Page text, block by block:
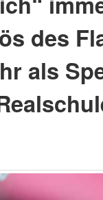
des
als